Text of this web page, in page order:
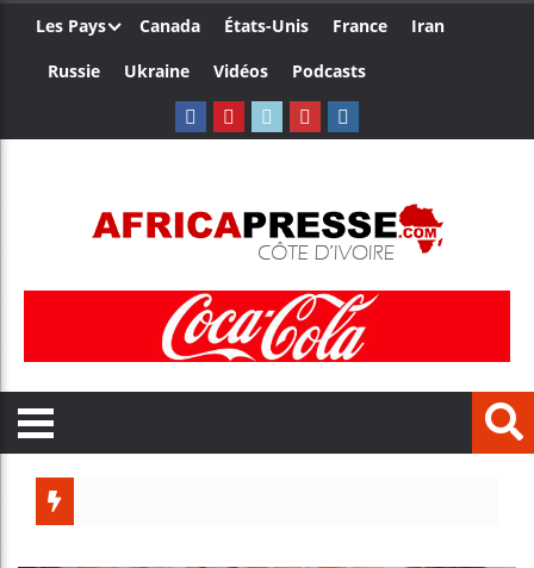
Les Pays Canada États-Unis France
Iran
Russie
Ukraine Vidéos Podcasts